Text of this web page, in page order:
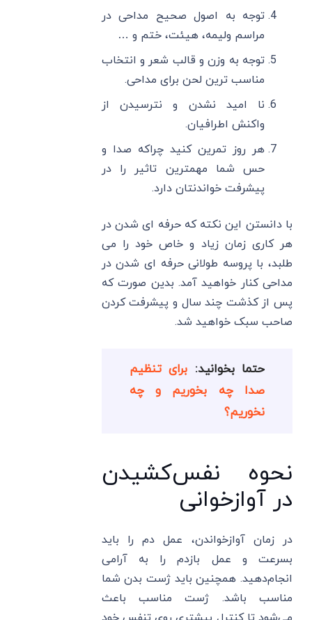
توجه به اصول صحیح مداحی در
مراسم ولیمه، هیئت، ختم و …
توجه به وزن و قالب شعر و انتخاب
مناسب ترین لحن برای مداحی.
نا امید نشدن و نترسیدن از
واکنش اطرافیان.
هر روز تمرین کنید چراکه صدا و
حس شما مهمترین تاثیر را در
پیشرفت خواندنتان دارد.
با دانستن این نکته که حرفه ای شدن در
هر کاری زمان زیاد و خاص خود را می
طلبد، با پروسه طولانی حرفه ای شدن در
مداحی کنار خواهید آمد. بدین صورت که
پس از کذشت چند سال و پیشرفت کردن
صاحب سبک خواهید شد.
حتما بخوانید: برای تنظیم
صدا چه بخوریم و چه
نخوریم؟
نحوه نفس‌کشیدن
در آوازخوانی
در زمان آوازخواندن، عمل دم را باید
بسرعت و عمل بازدم را به آرامی
انجام‌دهید. همچنین باید ژست بدن شما
مناسب باشد. ژست مناسب باعث